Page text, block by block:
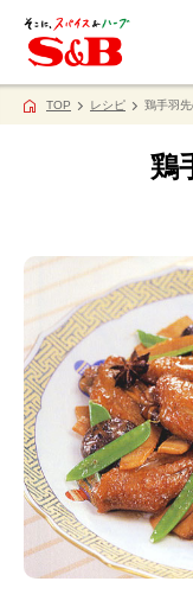
TOP レシピ 鶏手羽
鶏